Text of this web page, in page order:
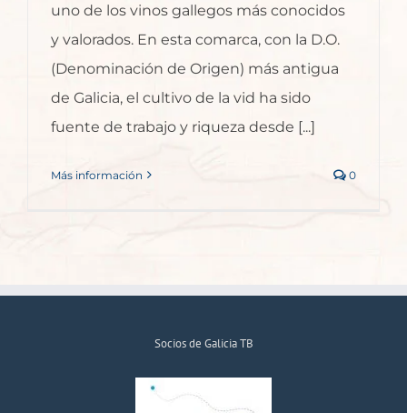
uno de los vinos gallegos más conocidos
y valorados. En esta comarca, con la D.O.
(Denominación de Origen) más antigua
de Galicia, el cultivo de la vid ha sido
fuente de trabajo y riqueza desde [...]
Más información 0
Socios de Galicia TB